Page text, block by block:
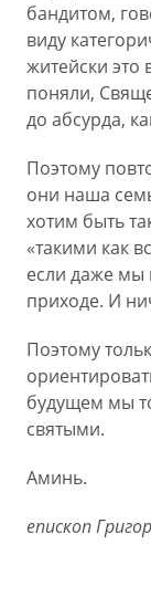
бандитом,
виду
житейски
поняли,
до абсурда,
Поэтому
они наша
хотим быть
«такими как
если даже мы
приходе. И
Поэтому
будущем мы
святыми.
Аминь.
епископ